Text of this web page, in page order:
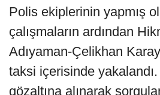
Polis ekiplerinin yapmış
çalışmaların ardından
Adıyaman-Çelikhan
taksi içerisinde
gözaltına alınarak